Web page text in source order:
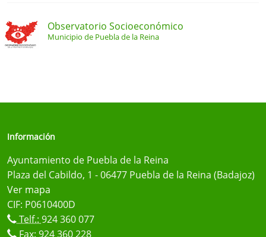
Observatorio Socioeconómico
Municipio de Puebla de la Reina
Información
Ayuntamiento de Puebla de la Reina
Plaza del Cabildo, 1 - 06477 Puebla de la Reina (Badajoz)
Ver mapa
CIF: P0610400D
Telf.: 924 360 077
Fax: 924 360 228